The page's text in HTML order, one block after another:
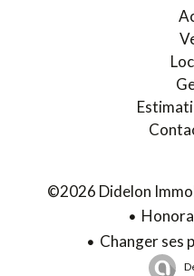
©2026 Didelon
Changer ses